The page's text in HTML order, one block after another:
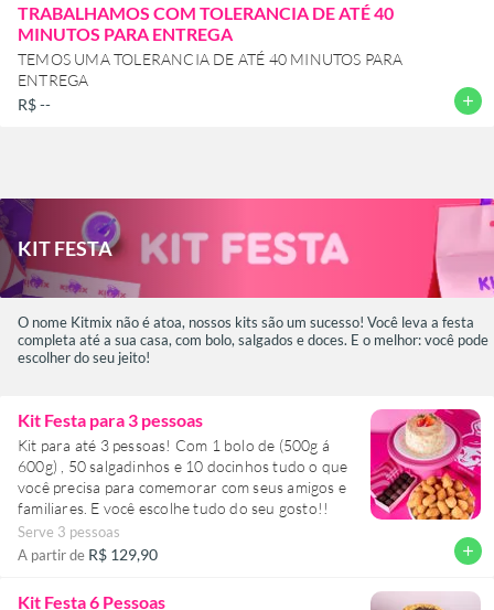
TRABALHAMOS COM TOLERANCIA DE ATÉ 40
MINUTOS PARA ENTREGA
TEMOS UMA TOLERANCIA DE ATÉ 40 MINUTOS PARA
ENTREGA
R$ --
add
KIT FESTAㅤ
O nome Kitmix não é atoa, nossos kits são um sucesso! Você leva a festa
completa até a sua casa, com bolo, salgados e doces. E o melhor: você pode
escolher do seu jeito!
Kit Festa para 3 pessoas
Kit para até 3 pessoas! Com 1 bolo de (500g á
600g) , 50 salgadinhos e 10 docinhos tudo o que
você precisa para comemorar com seus amigos e
familiares. E você escolhe tudo do seu gosto!!
Serve 3 pessoas
A partir de R$ 129,90 add
Kit Festa 6 Pessoas